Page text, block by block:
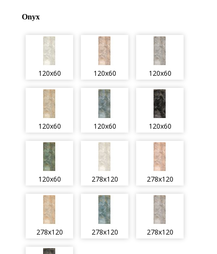
Onyx
120x60 120x60 120x60
120x60 120x60 120x60
120x60 278x120 278x120
278x120 278x120 278x120